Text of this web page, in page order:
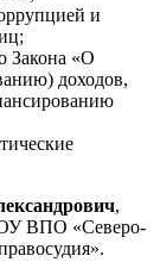
и
Закона «О
доходов,
,
ВПО «Северо-